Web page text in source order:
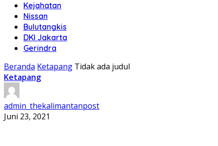
Kejahatan
Nissan
Bulutangkis
DKI Jakarta
Gerindra
Beranda Ketapang Tidak ada judul
Ketapang
admin_thekalimantanpost
Juni 23, 2021